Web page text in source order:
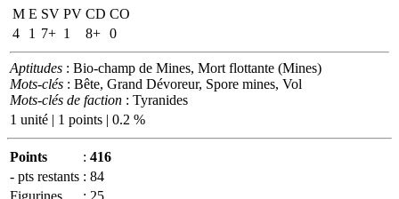
M E SV PV CD CO
4
1 7+ 1 8+ 0
Aptitudes : Bio-champ de Mines, Mort flottante (Mines)
Mots-clés : Bête, Grand Dévoreur, Spore mines, Vol
Mots-clés de faction : Tyranides
1 unité | 1 points | 0.2 %
Points : 416
- pts restants : 84
Figurines
: 25